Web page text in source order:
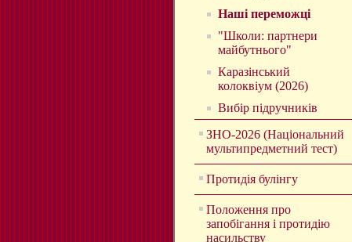
Наші переможці
"Школи: партнери
майбутнього"
Каразінський
колоквіум (2026)
Вибір підручників
ЗНО-2026 (Національний
мультипредметний тест)
Протидія булінгу
Положення про
запобігання і протидію
насильству